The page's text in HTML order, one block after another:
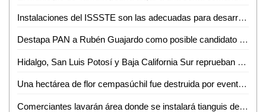
Instalaciones del ISSSTE son las adecuadas para desarrollar un buen trabajo
Destapa PAN a Rubén Guajardo como posible candidato a la alcaldía capitalina
Hidalgo, San Luis Potosí y Baja California Sur reprueban en reinserción social
Una hectárea de flor cempasúchil fue destruida por evento de los razers en la zona tének
Comerciantes lavarán área donde se instalará tianguis de día de muertos